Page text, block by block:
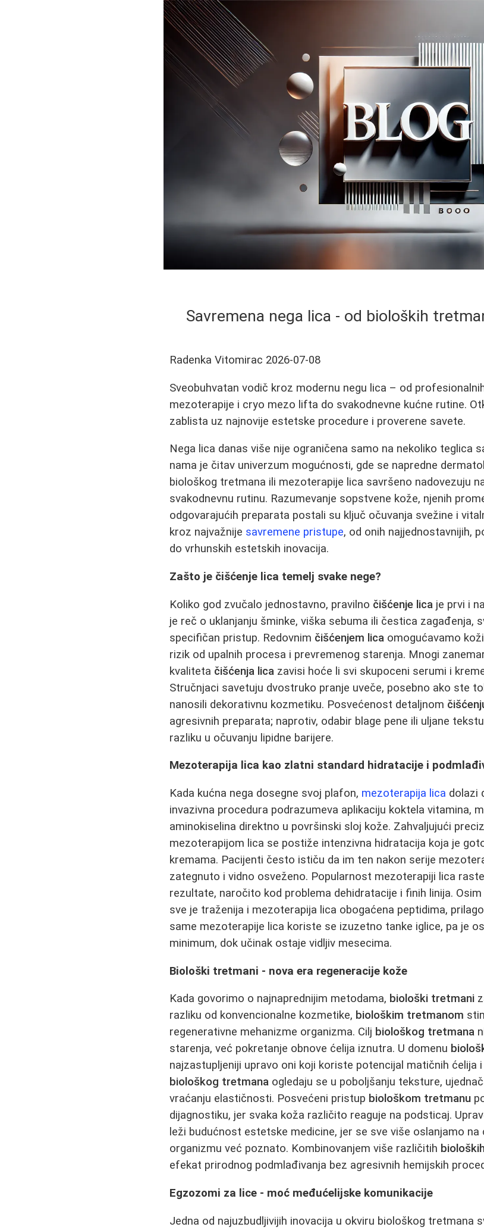
Savremena nega lica - od bioloških
Radenka Vitomirac 2026-07-08
Sveobuhvatan vodič kroz modernu negu lica – od
mezoterapije i cryo mezo lifta do svakodnevne kućne rutine.
zablista uz najnovije estetske procedure i proverene savete.
Nega lica danas više nije ograničena samo na nekoliko teglica
nama je čitav univerzum mogućnosti, gde se napredne
biološkog tretmana ili mezoterapije lica savršeno nadovezuju
svakodnevnu rutinu. Razumevanje sopstvene kože, njenih
odgovarajućih preparata postali su ključ očuvanja svežine i
kroz najvažnije savremene pristupe, od onih najjednostavnijih,
do vrhunskih estetskih inovacija.
Zašto je čišćenje lica temelj svake nege?
Koliko god zvučalo jednostavno, pravilno čišćenje lica je prvi i
je reč o uklanjanju šminke, viška sebuma ili čestica zagađenja,
specifičan pristup. Redovnim čišćenjem lica omogućavamo
rizik od upalnih procesa i prevremenog starenja. Mnogi
kvaliteta čišćenja lica zavisi hoće li svi skupoceni serumi i
Stručnjaci savetuju dvostruko pranje uveče, posebno ako ste
nanosili dekorativnu kozmetiku. Posvećenost detaljnom
agresivnih preparata; naprotiv, odabir blage pene ili uljane
razliku u očuvanju lipidne barijere.
Mezoterapija lica kao zlatni standard hidratacije i
Kada kućna nega dosegne svoj plafon, mezoterapija lica dolazi
invazivna procedura podrazumeva aplikaciju koktela vitamina,
aminokiselina direktno u površinski sloj kože. Zahvaljujući
mezoterapijom lica se postiže intenzivna hidratacija koja je
kremama. Pacijenti često ističu da im ten nakon serije
zategnuto i vidno osveženo. Popularnost mezoterapiji lica
rezultate, naročito kod problema dehidratacije i finih linija.
sve je traženija i mezoterapija lica obogaćena peptidima,
same mezoterapije lica koriste se izuzetno tanke iglice, pa je
minimum, dok učinak ostaje vidljiv mesecima.
Biološki tretmani - nova era regeneracije kože
Kada govorimo o najnaprednijim metodama, biološki tretmani
razliku od konvencionalne kozmetike, biološkim tretmanom
regenerativne mehanizme organizma. Cilj biološkog tretmana
starenja, već pokretanje obnove ćelija iznutra. U domenu
najzastupljeniji upravo oni koji koriste potencijal matičnih ćelija
biološkog tretmana ogledaju se u poboljšanju teksture,
vraćanju elastičnosti. Posvećeni pristup biološkom tretmanu
dijagnostiku, jer svaka koža različito reaguje na podsticaj.
leži budućnost estetske medicine, jer se sve više oslanjamo
organizmu već poznato. Kombinovanjem više različitih
efekat prirodnog podmlađivanja bez agresivnih hemijskih
Egzozomi za lice - moć međućelijske komunikacije
Jedna od najuzbudljivijih inovacija u okviru biološkog tretmana